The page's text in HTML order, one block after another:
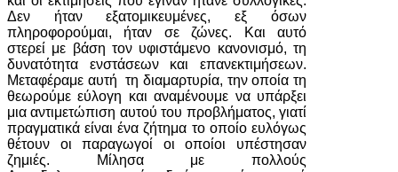
Δεν ήταν εξατομικευμένες, εξ όσων
πληροφορούμαι, ήταν σε ζώνες. Και αυτό
στερεί με βάση τον υφιστάμενο κανονισμό, τη
δυνατότητα ενστάσεων και επανεκτιμήσεων.
Μεταφέραμε αυτή τη διαμαρτυρία, την οποία τη
θεωρούμε εύλογη και αναμένουμε να υπάρξει
μια αντιμετώπιση αυτού του προβλήματος, γιατί
πραγματικά είναι ένα ζήτημα το οποίο ευλόγως
θέτουν οι παραγωγοί οι οποίοι υπέστησαν
ζημιές. Μίλησα με πολλούς